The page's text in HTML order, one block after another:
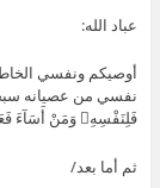
عباد الله:
أوصيكم ونفسي
نفسي من عصيانه
فَلِنَفْسِهِۦ وَمَنْ أَسَآءَ
ثم أما بعد/